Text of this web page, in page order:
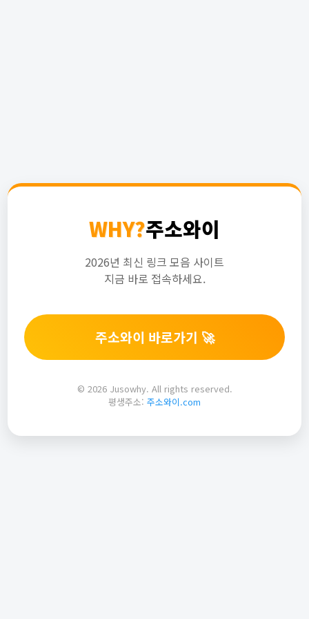
WHY?주소와이
2026년 최신 링크 모음 사이트
지금 바로 접속하세요.
주소와이 바로가기 🚀
© 2026 Jusowhy. All rights reserved.
평생주소: 주소와이.com